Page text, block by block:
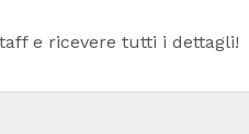
e ricevere tutti i dettagli!